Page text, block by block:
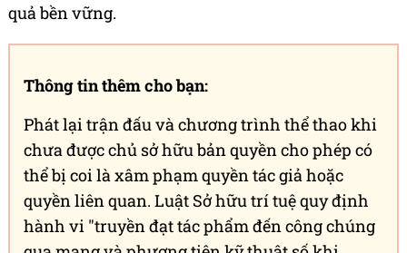
quả bền vững.
Thông tin thêm cho bạn:
Phát lại trận đấu và chương trình thể thao khi
chưa được chủ sở hữu bản quyền cho phép có
thể bị coi là xâm phạm quyền tác giả hoặc
quyền liên quan. Luật Sở hữu trí tuệ quy định
hành vi "truyền đạt tác phẩm đến công chúng